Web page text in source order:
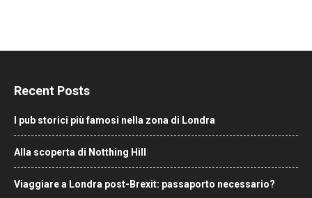
Recent Posts
I pub storici più famosi nella zona di Londra
Alla scoperta di Notthing Hill
Viaggiare a Londra post-Brexit: passaporto necessario?